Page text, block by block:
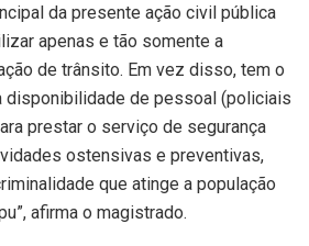
da presente ação civil pública
apenas e tão somente a
de trânsito. Em vez disso, tem o
disponibilidade de pessoal (policiais
prestar o serviço de segurança
ostensivas e preventivas,
que atinge a população
afirma o magistrado.